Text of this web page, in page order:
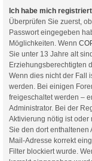
Ich habe mich
Überprüfen Sie zuerst,
Passwort eingegeben
Möglichkeiten. Wenn
Sie unter 13 Jahre alt
Erziehungsberechtigten
Wenn dies nicht der Fall
werden. Bei einigen
freigeschaltet werden –
Administrator. Bei der
Aktivierung nötig ist oder
Sie den dort enthaltenen
Mail-Adresse korrekt
Filter blockiert wurde.